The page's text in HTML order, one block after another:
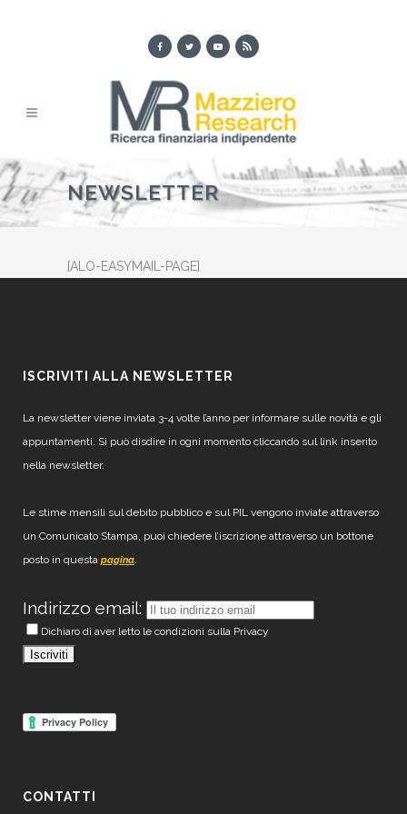
NEWSLETTER
[ALO-EASYMAIL-PAGE]
ISCRIVITI ALLA NEWSLETTER
La newsletter viene inviata 3-4 volte l’anno per informare sulle novità e gli
appuntamenti. Si può disdire in ogni momento cliccando sul link inserito
nella newsletter.
Le stime mensili sul debito pubblico e sul PIL vengono inviate attraverso
un Comunicato Stampa, puoi chiedere l’iscrizione attraverso un bottone
posto in questa pagina.
Indirizzo email:
Dichiaro di aver letto le condizioni sulla Privacy
CONTATTI